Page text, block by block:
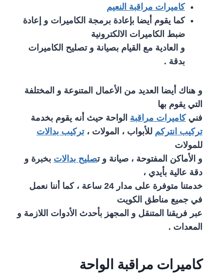
كاميرات مراقبة النعيم
كما يقوم أيضا بإعادة برمجة الكاميرات و إعادة
ضبط الكاميرات الالكترونية
و العادية مع القيام بصيانة و تصليح الكاميرات
بدقة .
و هناك أيضا العديد من الأعمال المتنوعة و المختلفة
التي يقوم بها
فنيكاميرات مراقبة الواحة حيث أنه يقوم بخدمة
تركيب انتركم للأبواب ، المولات ،تركيب بدالات
للمولات
و الأماكن المفتوحة ، صيانة و تصليح بدالات بخبرة و
دقة عالية بأيدي ،
خدمتنا متوفرة على مدار 24 ساعة ، كما أننا نعمل
في جميع مناطق الكويت
عبر فريقنا المتنقل و المجهز بأحدث الأدوات اللازمة و
المعدات .
كاميرات مراقبة الواحة